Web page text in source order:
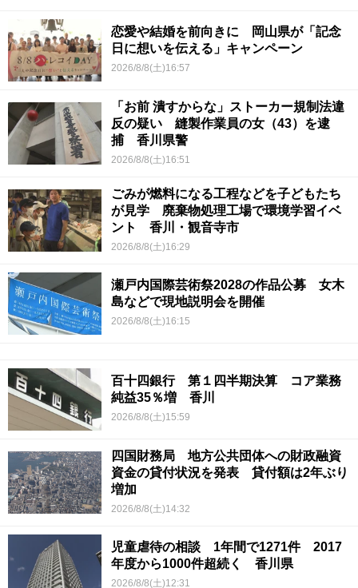
恋愛や結婚を前向きに 岡山県が「記念
日に想いを伝える」キャンペーン
2026/8/8(土)16:57
「お前 潰すからな」ストーカー規制法違
反の疑い 縫製作業員の女（43）を逮
捕 香川県警
2026/8/8(土)16:51
ごみが燃料になる工程などを子どもたち
が見学 廃棄物処理工場で環境学習イベ
ント 香川・観音寺市
2026/8/8(土)16:29
瀬戸内国際芸術祭2028の作品公募 女木
島などで現地説明会を開催
2026/8/8(土)16:15
百十四銀行 第１四半期決算 コア業務
純益35％増 香川
2026/8/8(土)15:59
四国財務局 地方公共団体への財政融資
資金の貸付状況を発表 貸付額は2年ぶり
増加
2026/8/8(土)14:32
児童虐待の相談 1年間で1271件 2017
年度から1000件超続く 香川県
2026/8/8(土)12:31